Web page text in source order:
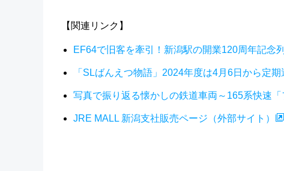
【関連リンク】
EF64で旧客を牽引！新潟駅の開業120周年記念
「SLばんえつ物語」2024年度は4月6日から定
写真で振り返る懐かしの鉄道車両～165系快速「
JRE MALL 新潟支社販売ページ（外部サイト）